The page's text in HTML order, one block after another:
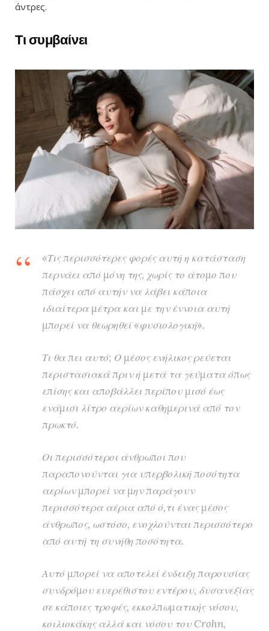
άντρες.
Τι συμβαίνει
«Τις περισσότερες φορές αυτή η κατάσταση
περνάει από μόνη της, χωρίς το άτομο που
πάσχει από αυτήν να λάβει κάποια
ιδιαίτερα μέτρα και με την έννοια αυτή
μπορεί να θεωρηθεί «φυσιολογική».
Τι θα πει αυτό; Ο μέσος ενήλικος ρεύεται
περιστασιακά πριν ή μετά τα γεύματα όπως
επίσης και αποβάλλει περίπου μισό έως
ενάμισι λίτρο αερίων καθημερινά από τον
πρωκτό.
Οι περισσότεροι άνθρωποι που
παραπονούνται για υπερβολική ποσότητα
αερίων μπορεί να μην παράγουν
περισσότερα αέρια από ό,τι ένας μέσος
άνθρωπος, ωστόσο, ενοχλούνται περισσότερο
από αυτή τη συνήθη ποσότητα.
Αυτό μπορεί να αποτελεί ένδειξη παρουσίας
συνδρόμου ευερέθιστου εντέρου, δυσανεξίας
σε κάποιες τροφές, εκκολπωματικής νόσου,
κοιλιοκάκης αλλά και νόσου του Crohn,